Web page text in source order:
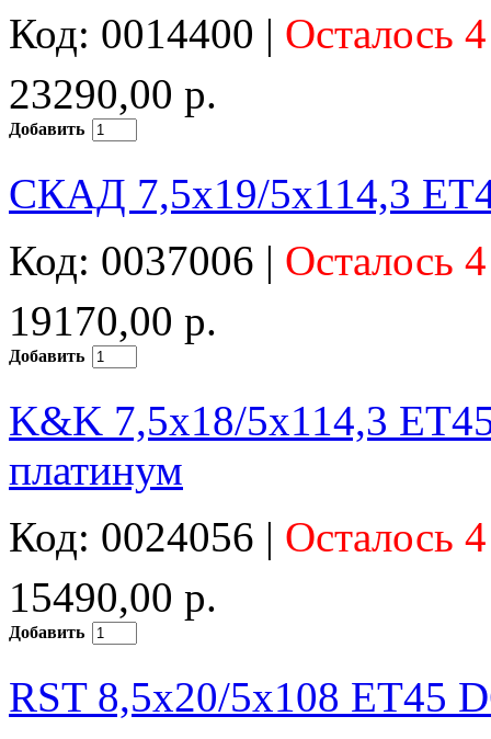
Код: 0014400 | Осталось
23290,00 р.
Добавить
СКАД 7,5x19/5x114,3
Код: 0037006 | Осталось
19170,00 р.
Добавить
K&K 7,5x18/5x114,3
платинум
Код: 0024056 | Осталось
15490,00 р.
Добавить
RST 8,5x20/5x108 ET45